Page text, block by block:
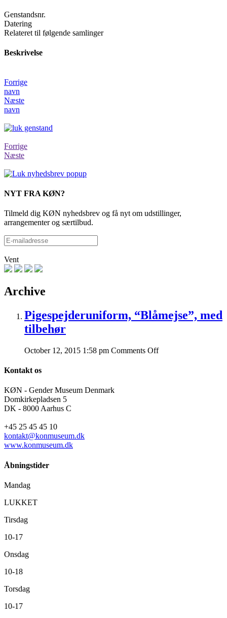
Genstandsnr.
Datering
Relateret til følgende samlinger
Beskrivelse
Forrige
navn
Næste
navn
Forrige
Næste
NYT FRA KØN?
Tilmeld dig KØN nyhedsbrev og få nyt om udstillinger,
arrangementer og særtilbud.
Vent
Archive
Pigespejderuniform, “Blåmejse”, med
tilbehør
October 12, 2015 1:58 pm Comments Offon
Kontakt os
KØN - Gender Museum Denmark
Domkirkepladsen 5
DK - 8000 Aarhus C
+45 25 45 45 10
kontakt@konmuseum.dk
www.konmuseum.dk
Åbningstider
Mandag
LUKKET
Tirsdag
10-17
Onsdag
10-18
Torsdag
10-17